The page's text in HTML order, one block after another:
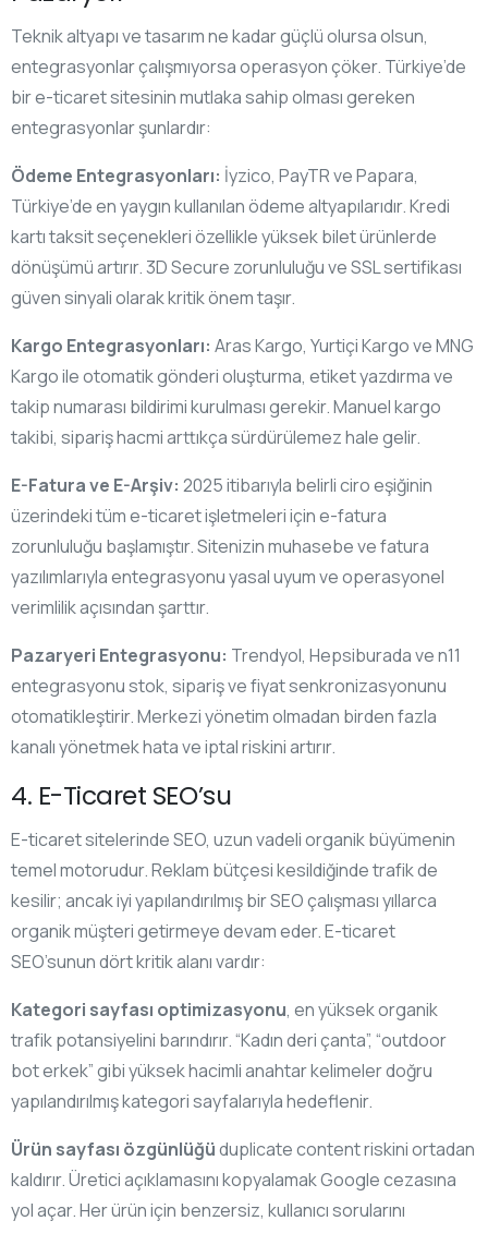
Teknik altyapı ve tasarım ne kadar güçlü olursa olsun,
entegrasyonlar çalışmıyorsa operasyon çöker. Türkiye’de
bir e-ticaret sitesinin mutlaka sahip olması gereken
entegrasyonlar şunlardır:
Ödeme Entegrasyonları: İyzico, PayTR ve Papara,
Türkiye’de en yaygın kullanılan ödeme altyapılarıdır. Kredi
kartı taksit seçenekleri özellikle yüksek bilet ürünlerde
dönüşümü artırır. 3D Secure zorunluluğu ve SSL sertifikası
güven sinyali olarak kritik önem taşır.
Kargo Entegrasyonları: Aras Kargo, Yurtiçi Kargo ve MNG
Kargo ile otomatik gönderi oluşturma, etiket yazdırma ve
takip numarası bildirimi kurulması gerekir. Manuel kargo
takibi, sipariş hacmi arttıkça sürdürülemez hale gelir.
E-Fatura ve E-Arşiv: 2025 itibarıyla belirli ciro eşiğinin
üzerindeki tüm e-ticaret işletmeleri için e-fatura
zorunluluğu başlamıştır. Sitenizin muhasebe ve fatura
yazılımlarıyla entegrasyonu yasal uyum ve operasyonel
verimlilik açısından şarttır.
Pazaryeri Entegrasyonu: Trendyol, Hepsiburada ve n11
entegrasyonu stok, sipariş ve fiyat senkronizasyonunu
otomatikleştirir. Merkezi yönetim olmadan birden fazla
kanalı yönetmek hata ve iptal riskini artırır.
4. E-Ticaret SEO’su
E-ticaret sitelerinde SEO, uzun vadeli organik büyümenin
temel motorudur. Reklam bütçesi kesildiğinde trafik de
kesilir; ancak iyi yapılandırılmış bir SEO çalışması yıllarca
organik müşteri getirmeye devam eder. E-ticaret
SEO’sunun dört kritik alanı vardır:
Kategori sayfası optimizasyonu, en yüksek organik
trafik potansiyelini barındırır. “Kadın deri çanta”, “outdoor
bot erkek” gibi yüksek hacimli anahtar kelimeler doğru
yapılandırılmış kategori sayfalarıyla hedeflenir.
Ürün sayfası özgünlüğüduplicate content riskini ortadan
kaldırır. Üretici açıklamasını kopyalamak Google cezasına
yol açar. Her ürün için benzersiz, kullanıcı sorularını